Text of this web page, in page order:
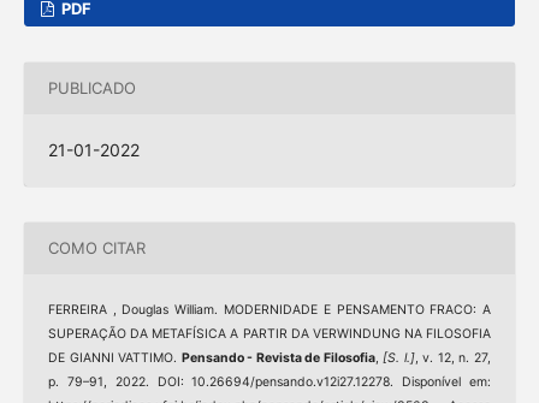
PDF
PUBLICADO
21-01-2022
COMO CITAR
FERREIRA , Douglas William. MODERNIDADE E PENSAMENTO FRACO: A
SUPERAÇÃO DA METAFÍSICA A PARTIR DA VERWINDUNG NA FILOSOFIA
DE GIANNI VATTIMO. Pensando - Revista de Filosofia, [S. l.], v. 12, n. 27,
p. 79–91, 2022. DOI: 10.26694/pensando.v12i27.12278. Disponível em: